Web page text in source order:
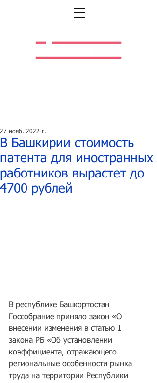
В Башкирии стоимость
патента для иностранных
работников вырастет до
4700 рублей
27 нояб. 2022 г.
В республике Башкортостан
Госсобрание приняло закон «О
внесении изменения в статью 1
закона РБ «Об установлении
коэффициента, отражающего
региональные особенности рынка
труда на территории Республики